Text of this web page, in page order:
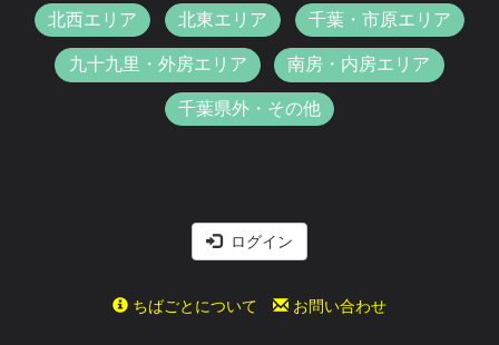
北西エリア 北東エリア 千葉・市原エリア
九十九里・外房エリア 南房・内房エリア
千葉県外・その他
ログイン
ちばごとについて お問い合わせ